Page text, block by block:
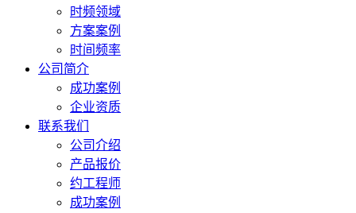
时频领域
方案案例
时间频率
公司简介
成功案例
企业资质
联系我们
公司介绍
产品报价
约工程师
成功案例